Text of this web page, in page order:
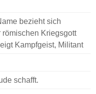
bezieht sich
römischen Kriegsgott
Kampfgeist, Militant
schafft.